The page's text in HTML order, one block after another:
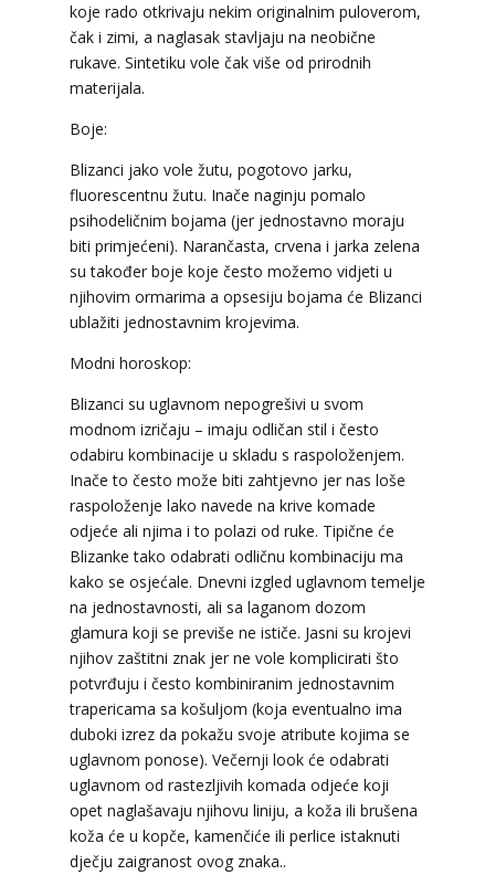
koje rado otkrivaju nekim originalnim puloverom,
čak i zimi, a naglasak stavljaju na neobične
rukave. Sintetiku vole čak više od prirodnih
materijala.
Boje:
Blizanci jako vole žutu, pogotovo jarku,
fluorescentnu žutu. Inače naginju pomalo
psihodeličnim bojama (jer jednostavno moraju
biti primjećeni). Narančasta, crvena i jarka zelena
su također boje koje često možemo vidjeti u
njihovim ormarima a opsesiju bojama će Blizanci
ublažiti jednostavnim krojevima.
Modni horoskop:
Blizanci su uglavnom nepogrešivi u svom
modnom izričaju – imaju odličan stil i često
odabiru kombinacije u skladu s raspoloženjem.
Inače to često može biti zahtjevno jer nas loše
raspoloženje lako navede na krive komade
odjeće ali njima i to polazi od ruke. Tipične će
Blizanke tako odabrati odličnu kombinaciju ma
kako se osjećale. Dnevni izgled uglavnom temelje
na jednostavnosti, ali sa laganom dozom
glamura koji se previše ne ističe. Jasni su krojevi
njihov zaštitni znak jer ne vole komplicirati što
potvrđuju i često kombiniranim jednostavnim
trapericama sa košuljom (koja eventualno ima
duboki izrez da pokažu svoje atribute kojima se
uglavnom ponose). Večernji look će odabrati
uglavnom od rastezljivih komada odjeće koji
opet naglašavaju njihovu liniju, a koža ili brušena
koža će u kopče, kamenčiće ili perlice istaknuti
dječju zaigranost ovog znaka..
NIVES/ Kod 20
Tarot savjetnik je zauzet
astrologija, sudbinske karte, tarot
Broj tel: 064/600-600
tel:0,93€ - mob:1,12€ min